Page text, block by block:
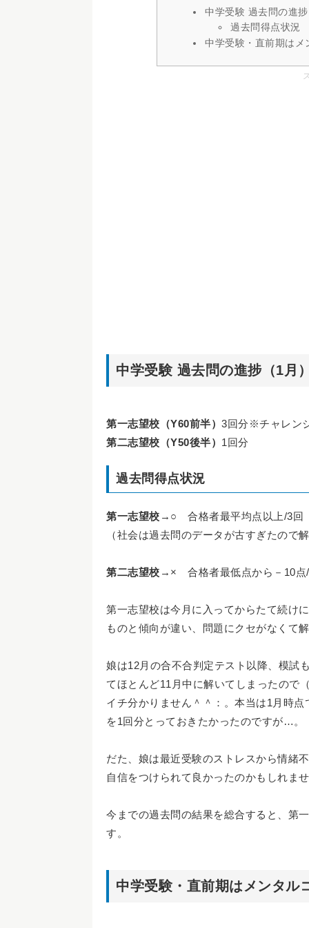
中学受験 過去問の進
過去問得点状況
中学受験・直前期はメ
中学受験 過去問の進捗（1月
第一志望校（Y60前半）3回分※チャレ
第二志望校（Y50後半） 1回分
過去問得点状況
第一志望校 →○ 合格者最平均点以上/3回
（社会は過去問のデータが古すぎたので
第二志望校 →× 合格者最低点から－10点
第一志望校は今月に入ってからたて続け
ものと傾向が違い、問題にクセがなくて
娘は12月の合不合判定テスト以降、模試
てほとんど11月中に解いてしまったので
イチ分かりません＾＾：。本当は1月時
を1回分とっておきたかったのですが…。
だた、娘は最近受験のストレスから情緒
自信をつけられて良かったのかもしれま
今までの過去問の結果を総合すると、第
す。
中学受験・直前期はメンタル